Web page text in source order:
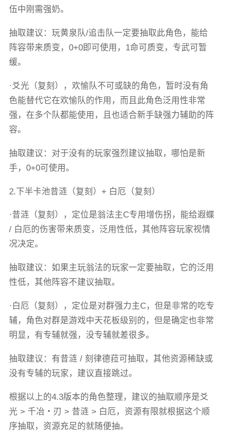
伍中刚需强奶。
抽取建议：玩黄泉队/追击队一定要抽取此角色，能给
阵容带来质变，0+0即可使用，1命可质变，专武可暂
缓。
·爻光（复刻），欢愉队不可或缺的角色，暂时没有角
色能替代它在欢愉队的作用，而且此角色泛用性非常
强，在多个队都能使用，且也适合新手缺强力辅助的阵
容。
抽取建议：对于没有的玩家强烈建议抽取，哪怕是新
手，0+0可使用。
2.下半卡池昔涟（复刻）+ 白厄（复刻）
·昔涟（复刻），定位是翁法主C专用增伤拐，能给遐蝶
/ 白厄的伤害带来质变，泛用性低，其他阵容玩家视情
况决定。
抽取建议：如果主玩翁法的玩家一定要抽取，它的泛用
性低，其他阵容不建议抽取。
·白厄（复刻），定位是对群强力主C，但是非常的吃专
辅，角色对群是游戏中天花板级别的，但是确定也非常
明显，有专辅就强，没专辅就差很多。
抽取建议：有昔涟 / 刻律德菈可抽取，其他资源稀缺或
没有专辅的玩家，建议直接跳过。
根据以上的4.3版本的角色整理，建议的抽取顺序是爻
光 > 千冶・刃 > 昔涟 > 白厄，资源有限就根据这个顺
序抽取，资源充足的就随便抽。